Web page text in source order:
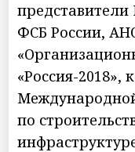
ФСБ России,
«Россия-2018»,
по